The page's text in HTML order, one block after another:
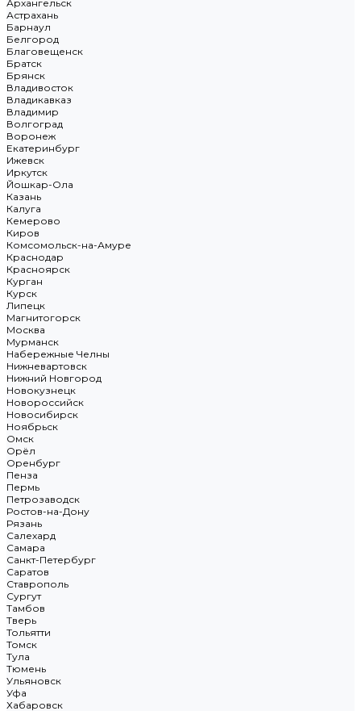
Архангельск
Астрахань
Барнаул
Белгород
Благовещенск
Братск
Брянск
Владивосток
Владикавказ
Владимир
Волгоград
Воронеж
Екатеринбург
Ижевск
Иркутск
Йошкар-Ола
Казань
Калуга
Кемерово
Киров
Комсомольск-на-Амуре
Краснодар
Красноярск
Курган
Курск
Липецк
Магнитогорск
Москва
Мурманск
Набережные Челны
Нижневартовск
Нижний Новгород
Новокузнецк
Новороссийск
Новосибирск
Ноябрьск
Омск
Орёл
Оренбург
Пенза
Пермь
Петрозаводск
Ростов-на-Дону
Рязань
Салехард
Самара
Санкт-Петербург
Саратов
Ставрополь
Сургут
Тамбов
Тверь
Тольятти
Томск
Тула
Тюмень
Ульяновск
Уфа
Хабаровск